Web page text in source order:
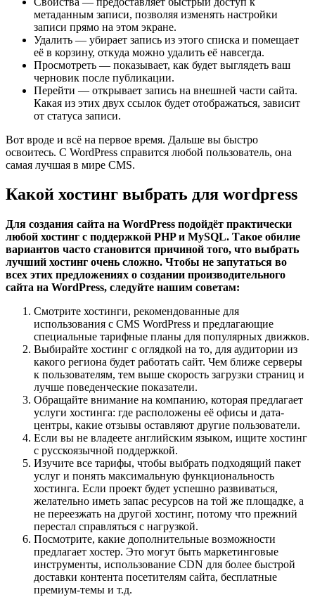
метаданным записи, позволяя изменять настройки
записи прямо на этом экране.
Удалить — убирает запись из этого списка и помещает
её в корзину, откуда можно удалить её навсегда.
Просмотреть — показывает, как будет выглядеть ваш
черновик после публикации.
Перейти — открывает запись на внешней части сайта.
Какая из этих двух ссылок будет отображаться, зависит
от статуса записи.
Вот вроде и всё на первое время. Дальше вы быстро
освоитесь. С WordPress справится любой пользователь, она
самая лучшая в мире CMS.
Какой хостинг выбрать для wordpress
Для создания сайта на WordPress подойдёт практически
любой хостинг с поддержкой PHP и MySQL. Такое обилие
вариантов часто становится причиной того, что выбрать
лучший хостинг очень сложно. Чтобы не запутаться во
всех этих предложениях о создании производительного
сайта на WordPress, следуйте нашим советам:
Смотрите хостинги, рекомендованные для
использования с CMS WordPress и предлагающие
специальные тарифные планы для популярных движков.
Выбирайте хостинг с оглядкой на то, для аудитории из
какого региона будет работать сайт. Чем ближе серверы
к пользователям, тем выше скорость загрузки страниц и
лучше поведенческие показатели.
Обращайте внимание на компанию, которая предлагает
услуги хостинга: где расположены её офисы и дата-
центры, какие отзывы оставляют другие пользователи.
Если вы не владеете английским языком, ищите хостинг
с русскоязычной поддержкой.
Изучите все тарифы, чтобы выбрать подходящий пакет
услуг и понять максимальную функциональность
хостинга. Если проект будет успешно развиваться,
желательно иметь запас ресурсов на той же площадке, а
не переезжать на другой хостинг, потому что прежний
перестал справляться с нагрузкой.
Посмотрите, какие дополнительные возможности
предлагает хостер. Это могут быть маркетинговые
инструменты, использование CDN для более быстрой
доставки контента посетителям сайта, бесплатные
премиум-темы и т.д.